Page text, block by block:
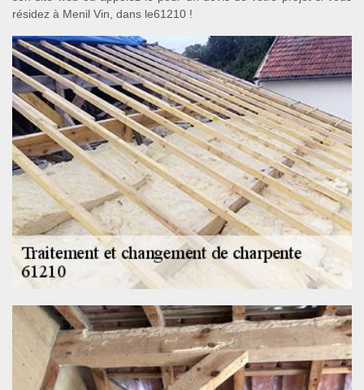
résidez à Menil Vin, dans le61210 !